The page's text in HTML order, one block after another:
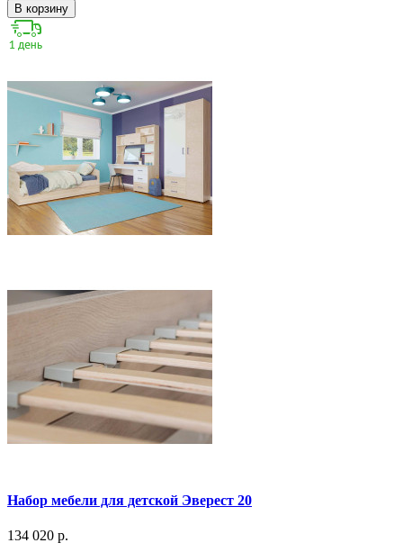
В корзину
Набор мебели для детской Эверест 20
134 020 р.